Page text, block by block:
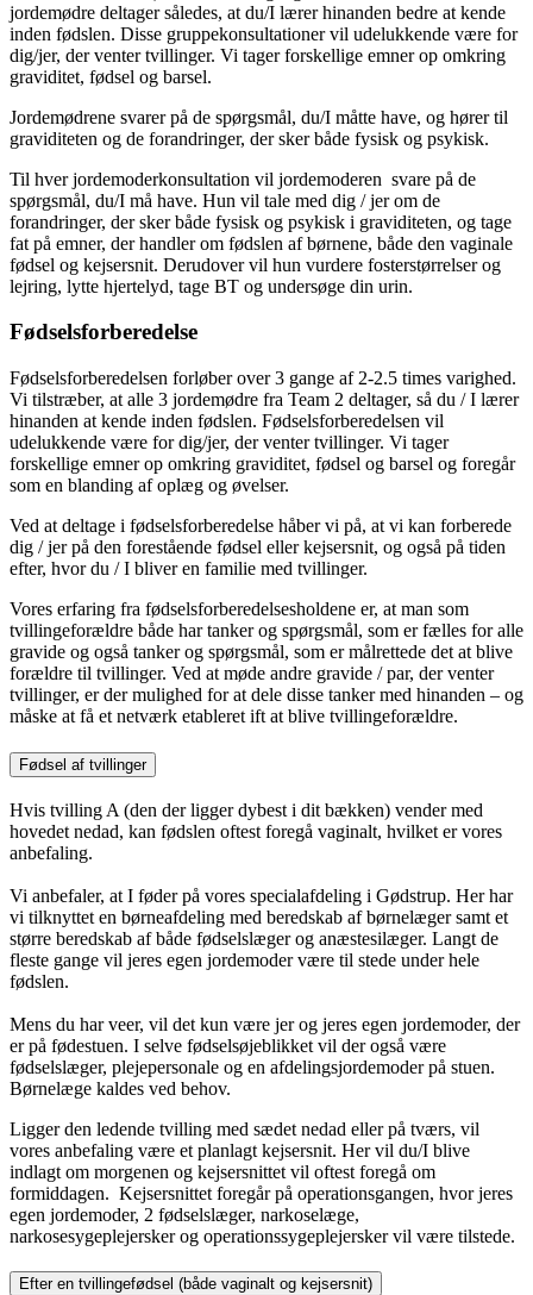
jordemødre deltager således, at du/I lærer hinanden bedre at kende
inden fødslen. Disse gruppekonsultationer vil udelukkende være for
dig/jer, der venter tvillinger. Vi tager forskellige emner op omkring
graviditet, fødsel og barsel.
Jordemødrene svarer på de spørgsmål, du/I måtte have, og hører til
graviditeten og de forandringer, der sker både fysisk og psykisk.
Til hver jordemoderkonsultation vil jordemoderen svare på de
spørgsmål, du/I må have. Hun vil tale med dig / jer om de
forandringer, der sker både fysisk og psykisk i graviditeten, og tage
fat på emner, der handler om fødslen af børnene, både den vaginale
fødsel og kejsersnit. Derudover vil hun vurdere fosterstørrelser og
lejring, lytte hjertelyd, tage BT og undersøge din urin.
Fødselsforberedelse
Fødselsforberedelsen forløber over 3 gange af 2-2.5 times varighed.
Vi tilstræber, at alle 3 jordemødre fra Team 2 deltager, så du / I lærer
hinanden at kende inden fødslen. Fødselsforberedelsen vil
udelukkende være for dig/jer, der venter tvillinger. Vi tager
forskellige emner op omkring graviditet, fødsel og barsel og foregår
som en blanding af oplæg og øvelser.
Ved at deltage i fødselsforberedelse håber vi på, at vi kan forberede
dig / jer på den forestående fødsel eller kejsersnit, og også på tiden
efter, hvor du / I bliver en familie med tvillinger.
Vores erfaring fra fødselsforberedelsesholdene er, at man som
tvillingeforældre både har tanker og spørgsmål, som er fælles for alle
gravide og også tanker og spørgsmål, som er målrettede det at blive
forældre til tvillinger. Ved at møde andre gravide / par, der venter
tvillinger, er der mulighed for at dele disse tanker med hinanden – og
måske at få et netværk etableret ift at blive tvillingeforældre.
Fødsel af tvillinger
Hvis tvilling A (den der ligger dybest i dit bækken) vender med
hovedet nedad, kan fødslen oftest foregå vaginalt, hvilket er vores
anbefaling.
Vi anbefaler, at I føder på vores specialafdeling i Gødstrup. Her har
vi tilknyttet en børneafdeling med beredskab af børnelæger samt et
større beredskab af både fødselslæger og anæstesilæger. Langt de
fleste gange vil jeres egen jordemoder være til stede under hele
fødslen.
Mens du har veer, vil det kun være jer og jeres egen jordemoder, der
er på fødestuen. I selve fødselsøjeblikket vil der også være
fødselslæger, plejepersonale og en afdelingsjordemoder på stuen.
Børnelæge kaldes ved behov.
Ligger den ledende tvilling med sædet nedad eller på tværs, vil
vores anbefaling være et planlagt kejsersnit. Her vil du/I blive
indlagt om morgenen og kejsersnittet vil oftest foregå om
formiddagen. Kejsersnittet foregår på operationsgangen, hvor jeres
egen jordemoder, 2 fødselslæger, narkoselæge,
narkosesygeplejersker og operationssygeplejersker vil være tilstede.
Efter en tvillingefødsel (både vaginalt og kejsersnit)